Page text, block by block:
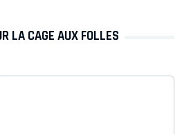
LA CAGE AUX FOLLES